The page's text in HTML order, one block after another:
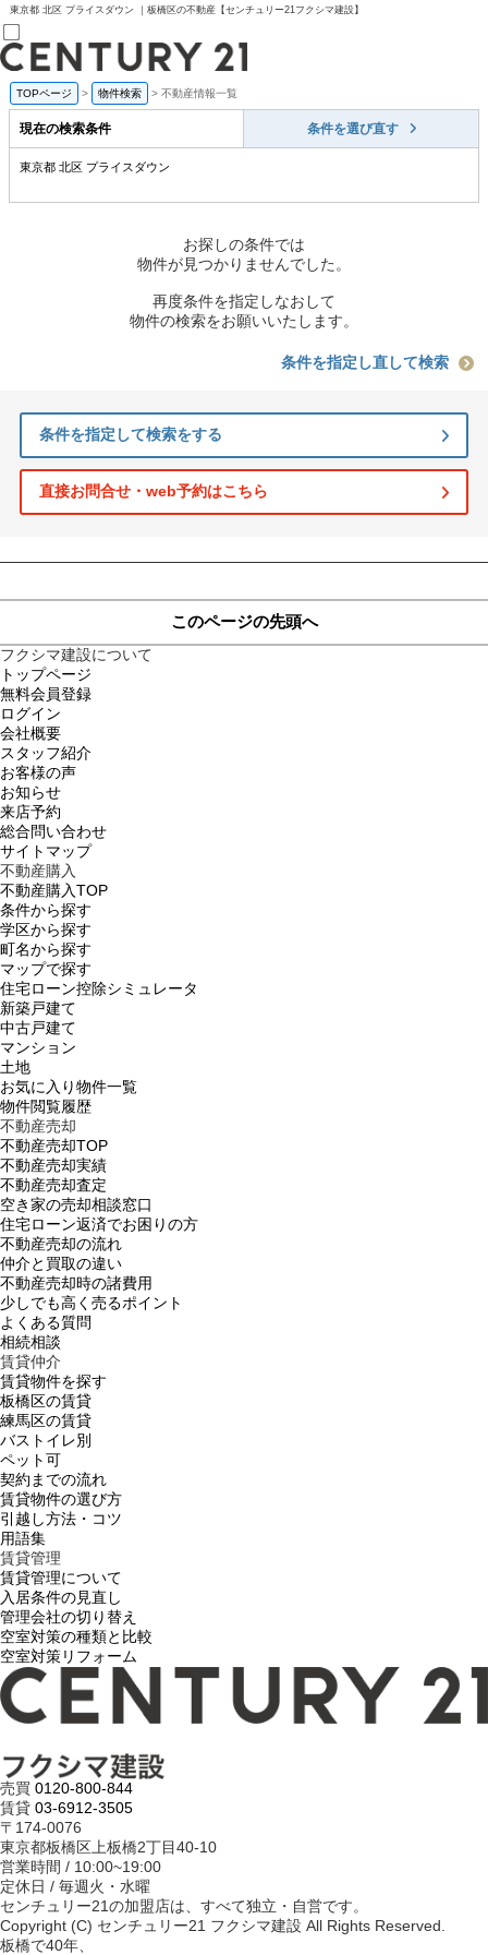
東京都 北区 プライスダウン ｜板橋区の不動産【センチュリー21フクシマ建設】
売買部
0120-800-844
賃貸部
03-6912-3505
会員メニュー
住宅ローン控除シミュレータ
新築戸建て
中古戸建て
マンション
TOPページ > 物件検索 > 不動産情報一覧
現在の検索条件 条件を選び直す
東京都 北区 プライスダウン
お探しの条件では
物件が見つかりませんでした。
再度条件を指定しなおして
物件の検索をお願いいたします。
条件を指定し直して検索
条件を指定して検索をする
直接お問合せ・web予約はこちら
このページの先頭へ
フクシマ建設について
トップページ
無料会員登録
ログイン
会社概要
スタッフ紹介
お客様の声
お知らせ
来店予約
総合問い合わせ
サイトマップ
不動産購入
不動産購入TOP
条件から探す
学区から探す
町名から探す
マップで探す
住宅ローン控除シミュレータ
新築戸建て
中古戸建て
マンション
土地
お気に入り物件一覧
物件閲覧履歴
不動産売却
不動産売却TOP
不動産売却実績
不動産売却査定
空き家の売却相談窓口
住宅ローン返済でお困りの方
不動産売却の流れ
仲介と買取の違い
不動産売却時の諸費用
少しでも高く売るポイント
よくある質問
相続相談
賃貸仲介
賃貸物件を探す
板橋区の賃貸
練馬区の賃貸
バストイレ別
ペット可
契約までの流れ
賃貸物件の選び方
引越し方法・コツ
用語集
賃貸管理
賃貸管理について
入居条件の見直し
管理会社の切り替え
空室対策の種類と比較
空室対策リフォーム
売買 0120-800-844
賃貸 03-6912-3505
〒174-0076
東京都板橋区上板橋2丁目40-10
営業時間 / 10:00~19:00
定休日 / 毎週火・水曜
センチュリー21の加盟店は、すべて独立・自営です。
Copyright (C) センチュリー21 フクシマ建設 All Rights Reserved.
板橋で40年、